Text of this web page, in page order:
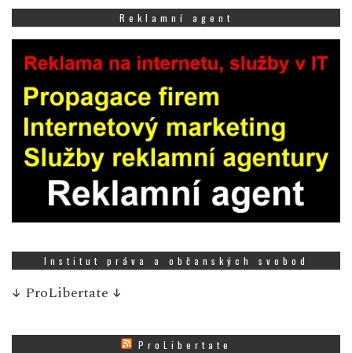
Reklamní agent
Institut práva a občanských svobod
↓ ProLibertate ↓
ProLibertate